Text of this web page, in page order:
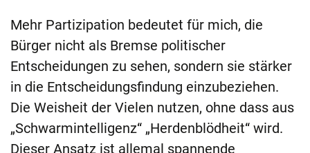
Mehr Partizipation bedeutet für mich, die
Bürger nicht als Bremse politischer
Entscheidungen zu sehen, sondern sie stärker
in die Entscheidungsfindung einzubeziehen.
Die Weisheit der Vielen nutzen, ohne dass aus
„Schwarmintelligenz“ „Herdenblödheit“ wird.
Dieser Ansatz ist allemal spannende